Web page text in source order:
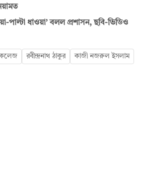
পাল্টা ধাওয়া’ বলল প্রশাসন, ছবি-ভিডিও
কলেজ রবীন্দ্রনাথ ঠাকুর কাজী নজরুল ইসলাম